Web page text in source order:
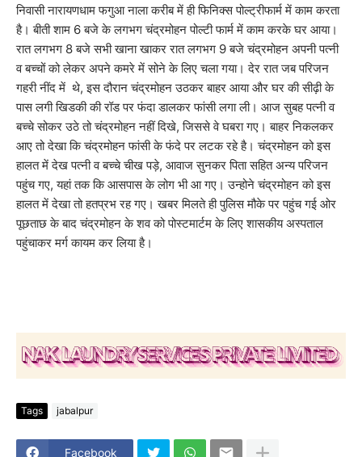
निवासी नारायणधाम फगुआ नाला करीब में ही फिनिक्स पोल्ट्रीफार्म में काम करता
है। बीती शाम 6 बजे के लगभग चंद्रमोहन पोल्टी फार्म में काम करके घर आया।
रात लगभग 8 बजे सभी खाना खाकर रात लगभग 9 बजे चंद्रमोहन अपनी पत्नी
व बच्चों को लेकर अपने कमरे में सोने के लिए चला गया। देर रात जब परिजन
गहरी नींद में थे, इस दौरान चंद्रमोहन उठकर बाहर आया और घर की सीढ़ी के
पास लगी खिडकी की रॉड पर फंदा डालकर फांसी लगा ली। आज सुबह पत्नी व
बच्चे सोकर उठे तो चंद्रमोहन नहीं दिखे, जिससे वे घबरा गए। बाहर निकलकर
आए तो देखा कि चंद्रमोहन फांसी के फंदे पर लटक रहे है। चंद्रमोहन को इस
हालत में देख पत्नी व बच्चे चीख पड़े, आवाज सुनकर पिता सहित अन्य परिजन
पहुंच गए, यहां तक कि आसपास के लोग भी आ गए। उन्होने चंद्रमोहन को इस
हालत में देखा तो हतप्रभ रह गए। खबर मिलते ही पुलिस मौके पर पहुंच गई ओर
पूछताछ के बाद चंद्रमोहन के शव को पोस्टमार्टम के लिए शासकीय अस्पताल
पहुंचाकर मर्ग कायम कर लिया है।
Tags jabalpur
Facebook